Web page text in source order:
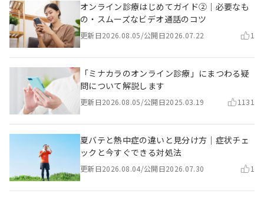
オンライン診療はじめてガイド②｜必要なも
の・スムーズなビデオ通話のコツ
更新日2026.08.05/公開日2026.07.22 1
「ミナカラのオンライン診療」にまつわる疑
問について解説します
更新日2026.08.05/公開日2025.03.19 1131
夏バテと熱中症の違いと見分け方｜症状チェ
ックと今すぐできる対処法
更新日2026.08.04/公開日2026.07.30 1